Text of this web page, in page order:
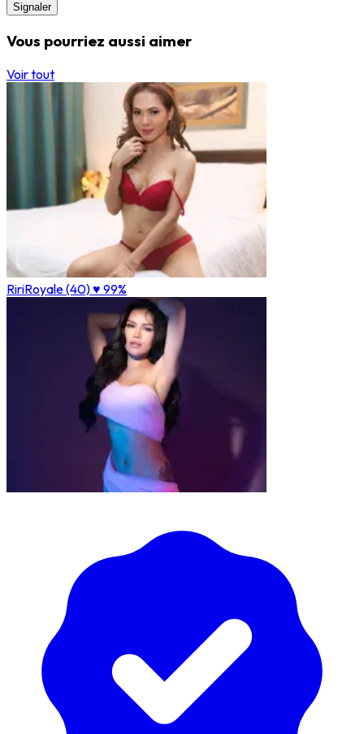
Signaler
Vous pourriez aussi aimer
Voir tout
RiriRoyale (40)♥ 99%